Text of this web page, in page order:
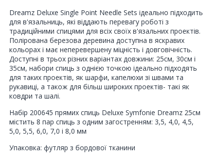
Dreamz Deluxe Single Point Needle Sets ідеально підходить
для в'язальниць, які віддають перевагу роботі з
традиційними спицями для всіх своїх в'язальних проектів.
Полірована березова деревина доступна в яскравих
кольорах і має неперевершену міцність і довговічність.
Доступні в трьох різних варіантах довжини: 25см, 30см і
35см, набори спиць з однією точкою ідеально підходять
для таких проектів, як шарфи, капелюхи зі швами та
рукавиці, а також для більш широких проектів- такі як
ковдри та шалі.
Набір 200645 прямих спиць Deluxe Symfonie Dreamz 25см
містить 8 пар спиць з одним загостренням: 3,5, 4,0, 4,5,
5,0, 5,5, 6,0, 7,0 і 8,0 мм
Упаковка: футляр з бордової тканини